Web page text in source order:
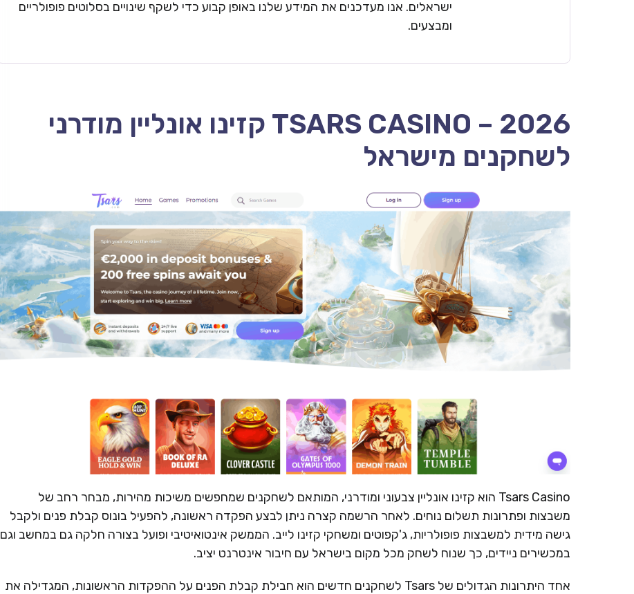
ישראלים. אנו מעדכנים את המידע שלנו באופן קבוע כדי לשקף שינויים בסלוטים פופולריים
ומבצעים.
TSARS CASINO – 2026 קזינו אונליין מודרני
לשחקנים מישראל
Tsars Casino הוא קזינו אונליין צבעוני ומודרני, המותאם לשחקנים שמחפשים משיכות מהירות, מבחר רחב של
משבצות ופתרונות תשלום נוחים. לאחר הרשמה קצרה ניתן לבצע הפקדה ראשונה, להפעיל בונוס קבלת פנים ולקבל
גישה מידית למשבצות פופולריות, ג'קפוטים ומשחקי קזינו לייב. הממשק אינטואיטיבי ופועל בצורה חלקה גם במחשב וגם
במכשירים ניידים, כך שנוח לשחק מכל מקום בישראל עם חיבור אינטרנט יציב.
אחד היתרונות הגדולים של Tsars לשחקנים חדשים הוא חבילת קבלת הפנים על ההפקדות הראשונות, המגדילה את